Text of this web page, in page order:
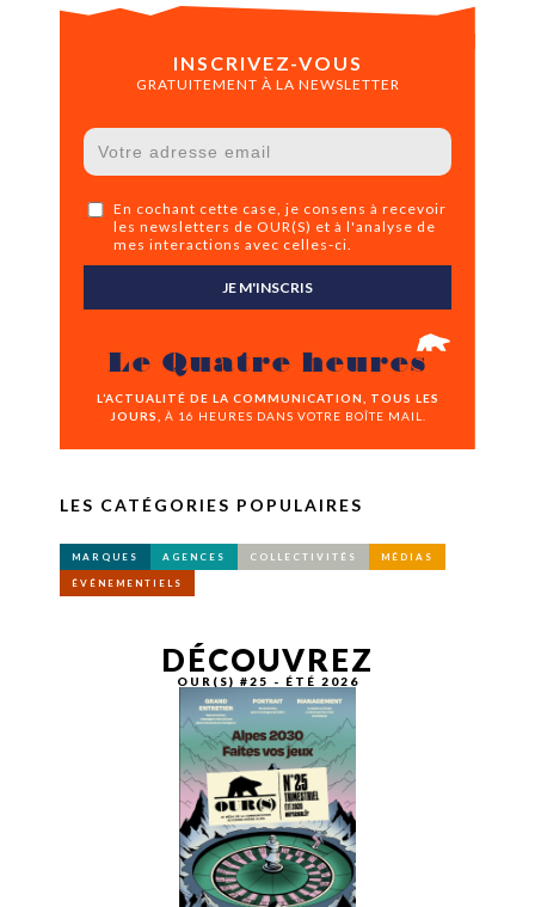
INSCRIVEZ-VOUS
GRATUITEMENT À LA NEWSLETTER
En cochant cette case, je consens à recevoir
les newsletters de OUR(S) et à l'analyse de
mes interactions avec celles-ci.
JE M'INSCRIS
Le Quatre heures
L’ACTUALITÉ DE LA COMMUNICATION, TOUS LES
JOURS,
À 16 HEURES DANS VOTRE BOÎTE MAIL.
LES CATÉGORIES POPULAIRES
MARQUES AGENCES COLLECTIVITÉS MÉDIAS
ÉVÉNEMENTIELS
DÉCOUVREZ
OUR(S) #25 - ÉTÉ 2026